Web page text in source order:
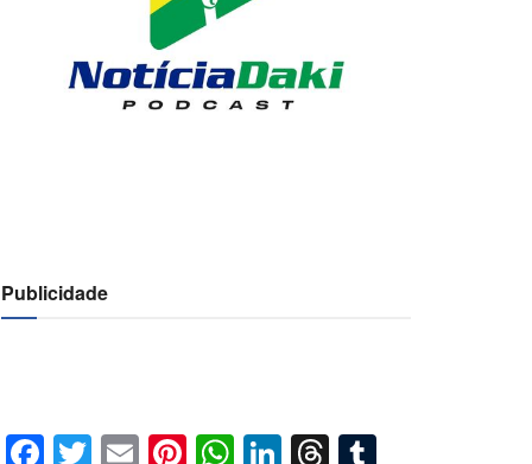
Publicidade
Facebook
Twitter
EmailPinterest
WhatsApp
LinkedIn
Threads